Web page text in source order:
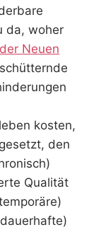
da, woher
Neuen
kosten,
den
Qualität